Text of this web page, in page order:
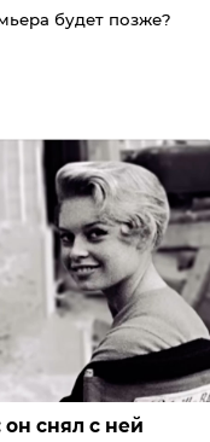
будет позже?
снял с ней